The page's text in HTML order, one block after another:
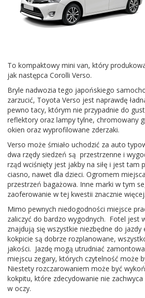
To kompaktowy mini van, który
jak następca Corolli Verso.
Bryle nadwozia tego japońskiego
zarzucić, Toyota Verso jest naprawdę
pewno tacy, którym nie przypadnie do
reflektory oraz lampy tylne, chromowany
okien oraz wyprofilowane zderzaki.
Verso może śmiało uchodzić za auto
dwa rzędy siedzeń są przestrzenne i
rząd wciśnięty jest jakby na siłę i jest tam
ciasno, nawet dla dzieci. Ogromem
przestrzeń bagażowa. Inne marki w tym
zaoferowanie w tej kwestii znacznie więcej.
Mimo pewnych niedogodności miejsce
zaliczyć do bardzo wygodnych. Fotel jest
znajdują się wszystkie niezbędne do jazdy
kokpicie są dobrze rozplanowane,
jakości. Jazdę mogą utrudniać
miejscu zegary, których czytelność może
Niestety rozczarowaniem może być
kokpitu, które zdecydowanie nie
w oczy.